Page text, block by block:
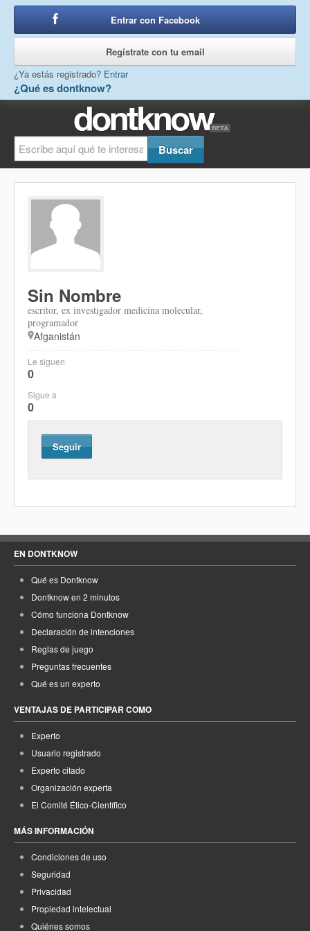
¿Qué es dontknow?
Entrar con Facebook
Regístrate con tu email
¿Ya estás registrado? Entrar
Sin Nombre
escritor, ex investigador medicina molecular,
programador
Afganistán
Le siguen
0
Sigue a
0
Seguir
EN DONTKNOW
Qué es Dontknow
Dontknow en 2 minutos
Cómo funciona Dontknow
Declaración de intenciones
Reglas de juego
Preguntas frecuentes
Qué es un experto
VENTAJAS DE PARTICIPAR COMO
Experto
Usuario registrado
Experto citado
Organización experta
El Comité Ético-Científico
MÁS INFORMACIÓN
Condiciones de uso
Seguridad
Privacidad
Propiedad intelectual
Quiénes somos